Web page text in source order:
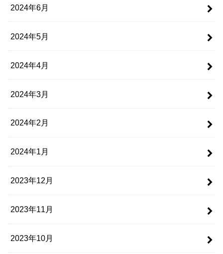
2024年6月
2024年5月
2024年4月
2024年3月
2024年2月
2024年1月
2023年12月
2023年11月
2023年10月